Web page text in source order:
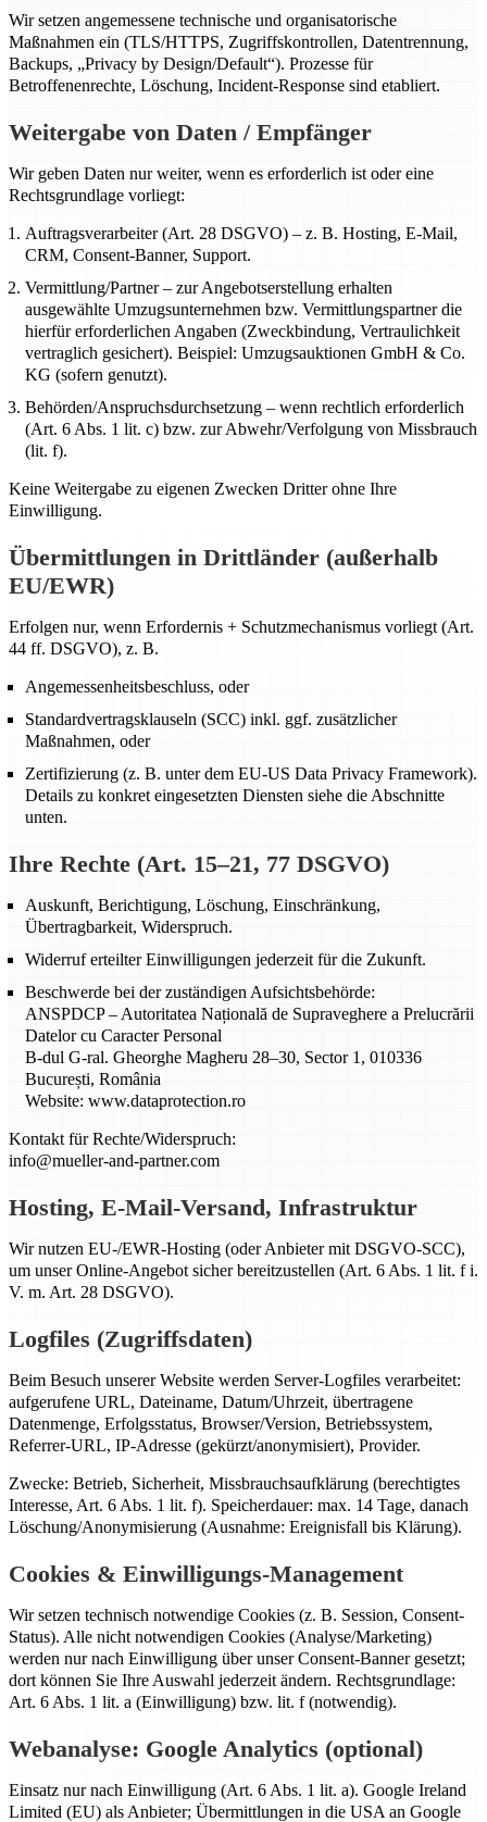
Wir setzen angemessene technische und organisatorische
Maßnahmen ein (TLS/HTTPS, Zugriffskontrollen, Datentrennung,
Backups, „Privacy by Design/Default“). Prozesse für
Betroffenenrechte, Löschung, Incident-Response sind etabliert.
Weitergabe von Daten / Empfänger
Wir geben Daten nur weiter, wenn es erforderlich ist oder eine
Rechtsgrundlage vorliegt:
Auftragsverarbeiter (Art. 28 DSGVO) – z. B. Hosting, E-Mail,
CRM, Consent-Banner, Support.
Vermittlung/Partner – zur Angebotserstellung erhalten
ausgewählte Umzugsunternehmen bzw. Vermittlungspartner die
hierfür erforderlichen Angaben (Zweckbindung, Vertraulichkeit
vertraglich gesichert). Beispiel: Umzugsauktionen GmbH & Co.
KG (sofern genutzt).
Behörden/Anspruchsdurchsetzung – wenn rechtlich erforderlich
(Art. 6 Abs. 1 lit. c) bzw. zur Abwehr/Verfolgung von Missbrauch
(lit. f).
Keine Weitergabe zu eigenen Zwecken Dritter ohne Ihre
Einwilligung.
Übermittlungen in Drittländer (außerhalb
EU/EWR)
Erfolgen nur, wenn Erfordernis + Schutzmechanismus vorliegt (Art.
44 ff. DSGVO), z. B.
Angemessenheitsbeschluss, oder
Standardvertragsklauseln (SCC) inkl. ggf. zusätzlicher
Maßnahmen, oder
Zertifizierung (z. B. unter dem EU-US Data Privacy Framework).
Details zu konkret eingesetzten Diensten siehe die Abschnitte
unten.
Ihre Rechte (Art. 15–21, 77 DSGVO)
Auskunft, Berichtigung, Löschung, Einschränkung,
Übertragbarkeit, Widerspruch.
Widerruf erteilter Einwilligungen jederzeit für die Zukunft.
Beschwerde bei der zuständigen Aufsichtsbehörde:
ANSPDCP – Autoritatea Națională de Supraveghere a Prelucrării
Datelor cu Caracter Personal
B-dul G-ral. Gheorghe Magheru 28–30, Sector 1, 010336
București, România
Website: www.dataprotection.ro
Kontakt für Rechte/Widerspruch:
info@mueller-and-partner.com
Hosting, E-Mail-Versand, Infrastruktur
Wir nutzen EU-/EWR-Hosting (oder Anbieter mit DSGVO-SCC),
um unser Online-Angebot sicher bereitzustellen (Art. 6 Abs. 1 lit. f i.
V. m. Art. 28 DSGVO).
Logfiles (Zugriffsdaten)
Beim Besuch unserer Website werden Server-Logfiles verarbeitet:
aufgerufene URL, Dateiname, Datum/Uhrzeit, übertragene
Datenmenge, Erfolgsstatus, Browser/Version, Betriebssystem,
Referrer-URL, IP-Adresse (gekürzt/anonymisiert), Provider.
Zwecke: Betrieb, Sicherheit, Missbrauchsaufklärung (berechtigtes
Interesse, Art. 6 Abs. 1 lit. f). Speicherdauer: max. 14 Tage, danach
Löschung/Anonymisierung (Ausnahme: Ereignisfall bis Klärung).
Cookies & Einwilligungs-Management
Wir setzen technisch notwendige Cookies (z. B. Session, Consent-
Status). Alle nicht notwendigen Cookies (Analyse/Marketing)
werden nur nach Einwilligung über unser Consent-Banner gesetzt;
dort können Sie Ihre Auswahl jederzeit ändern. Rechtsgrundlage:
Art. 6 Abs. 1 lit. a (Einwilligung) bzw. lit. f (notwendig).
Webanalyse: Google Analytics (optional)
Einsatz nur nach Einwilligung (Art. 6 Abs. 1 lit. a). Google Ireland
Limited (EU) als Anbieter; Übermittlungen in die USA an Google